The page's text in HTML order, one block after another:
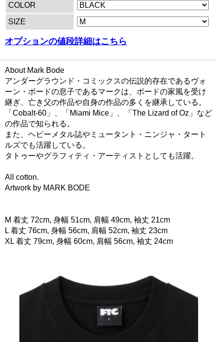
COLOR
SIZE
オプションの値段詳細はこちら
About Mark Bode
アンダーグラウンド・コミックスの伝説的存在であるヴォ
ーン・ボードの息子であるマークは、ボードの家風を受け
継ぎ、亡き父の作品や自身の作品の多くを継承している。
「Cobalt-60」、「Miami Mice」、「The Lizard of Oz」など
の作品で知られる。
また、ヘビーメタル誌やミュータント・ニンジャ・タート
ルズでも活躍している。
タトゥーやグラフィティ・アーティストとしても活躍。
All cotton.
Artwork by MARK BODE
M 着丈 72cm, 身幅 51cm, 肩幅 49cm, 袖丈 21cm
L 着丈 76cm, 身幅 56cm, 肩幅 52cm, 袖丈 23cm
XL 着丈 79cm, 身幅 60cm, 肩幅 56cm, 袖丈 24cm